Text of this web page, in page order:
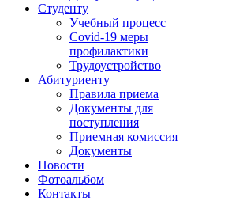
Студенту
Учебный процесс
Covid-19 меры
профилактики
Трудоустройство
Абитуриенту
Правила приема
Документы для
поступления
Приемная комиссия
Документы
Новости
Фотоальбом
Контакты